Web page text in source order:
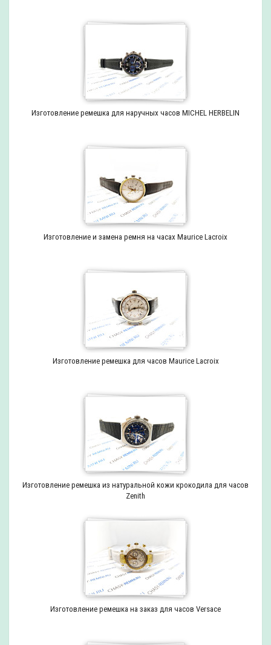
Изготовление ремешка для наручных часов MICHEL HERBELIN
Изготовление и замена ремня на часах Maurice Lacroix
Изготовление ремешка для часов Maurice Lacroix
Изготовление ремешка из натуральной кожи крокодила для часов
Zenith
Изготовление ремешка на заказ для часов Versace